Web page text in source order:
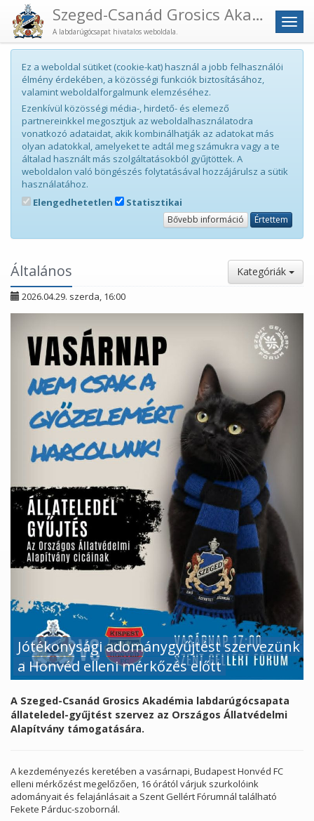
Menü
Szeged-Csanád Grosics Akadémia
A labdarúgócsapat hivatalos weboldala.
Ez a weboldal sütiket (cookie-kat) használ a jobb felhasználói
élmény érdekében, a közösségi funkciók biztosításához,
valamint weboldalforgalmunk elemzéséhez.
Ezenkívül közösségi média-, hirdető- és elemező
partnereinkkel megosztjuk az weboldalhasználatodra
vonatkozó adataidat, akik kombinálhatják az adatokat más
olyan adatokkal, amelyeket te adtál meg számukra vagy a te
általad használt más szolgáltatásokból gyűjtöttek. A
weboldalon való böngészés folytatásával hozzájárulsz a sütik
használatához.
Elengedhetetlen
Statisztikai
Bővebb információ Értettem
Általános Kategóriák
2026.04.29. szerda, 16:00
Jótékonysági adománygyűjtést szervezünk
a Honvéd elleni mérkőzés előtt
A Szeged-Csanád Grosics Akadémia labdarúgócsapata
állateledel-gyűjtést szervez az Országos Állatvédelmi
Alapítvány támogatására.
A kezdeményezés keretében a vasárnapi, Budapest Honvéd FC
elleni mérkőzést megelőzően, 16 órától várjuk szurkolóink
adományait és felajánlásait a Szent Gellért Fórumnál található
Fekete Párduc-szobornál.